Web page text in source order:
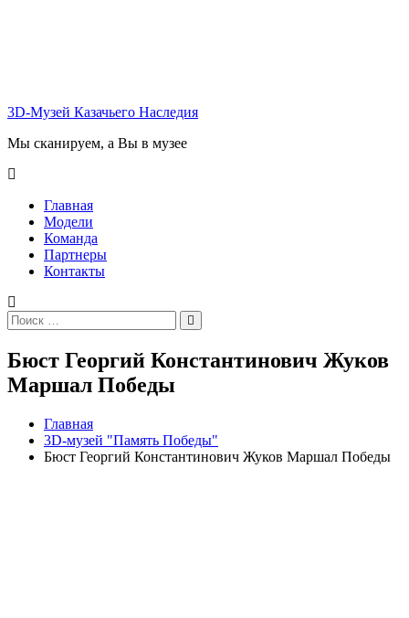
3D-Музей Казачьего Наследия
Мы сканируем, а Вы в музее
Главная
Модели
Команда
Партнеры
Контакты
Искать: Поиск
Бюст Георгий Константинович Жуков
Маршал Победы
Главная
3D-музей "Память Победы"
Бюст Георгий Константинович Жуков Маршал Победы